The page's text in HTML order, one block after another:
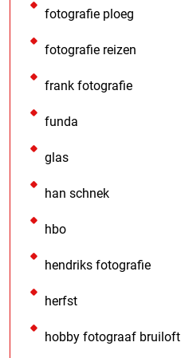
fotografie ploeg
fotografie reizen
frank fotografie
funda
glas
han schnek
hbo
hendriks fotografie
herfst
hobby fotograaf bruiloft